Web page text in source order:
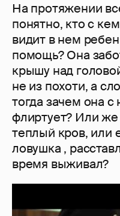
На протяжении
понятно, кто с
видит в нем
помощь? Она
крышу над
не из похоти, а
тогда зачем она
флиртует? Или
теплый кров, или
ловушка ,
время выживал?